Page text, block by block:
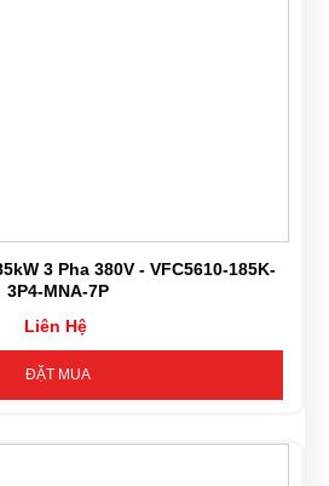
3 Pha 380V - VFC5610-185K-
3P4-MNA-7P
Liên Hệ
ĐẶT MUA